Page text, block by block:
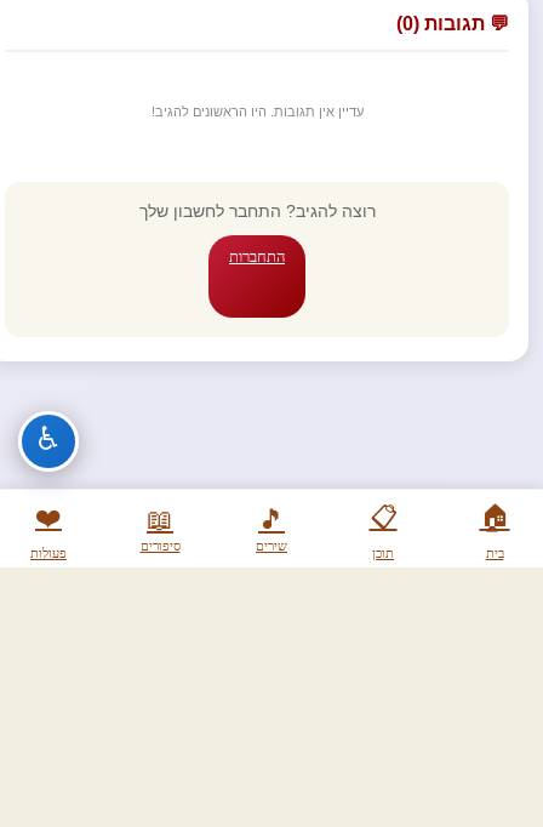
🏠
בית
📋
תוכן
🎵
שירים
📖
סיפורים
❤️
פעולות
💬 תגובות (0)
עדיין אין תגובות. היו הראשונים להגיב!
רוצה להגיב? התחבר לחשבון שלך
התחברות
♿